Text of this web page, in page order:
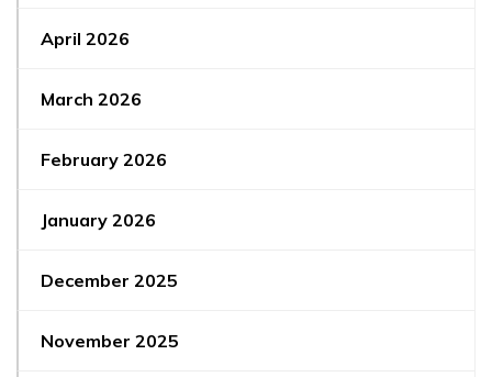
April 2026
March 2026
February 2026
January 2026
December 2025
November 2025